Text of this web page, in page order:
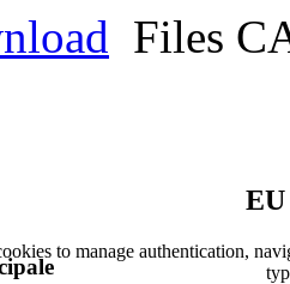
Files
to manage authentication,